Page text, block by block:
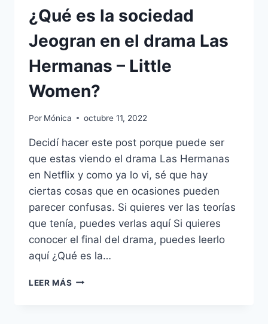
¿Qué es la sociedad
Jeogran en el drama Las
Hermanas – Little
Women?
Por Mónica octubre 11, 2022
Decidí hacer este post porque puede ser
que estas viendo el drama Las Hermanas
en Netflix y como ya lo vi, sé que hay
ciertas cosas que en ocasiones pueden
parecer confusas. Si quieres ver las teorías
que tenía, puedes verlas aquí Si quieres
conocer el final del drama, puedes leerlo
aquí ¿Qué es la…
LEER MÁS ¿QUÉ